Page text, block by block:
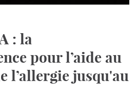
: la
pour l’aide au
l’allergie jusqu'au